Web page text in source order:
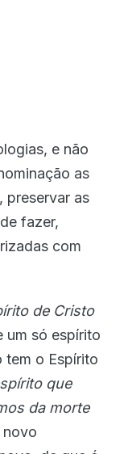
e não
as
preservar as
fazer,
com
de Cristo
um só espírito
tem o Espírito
que
da morte
novo